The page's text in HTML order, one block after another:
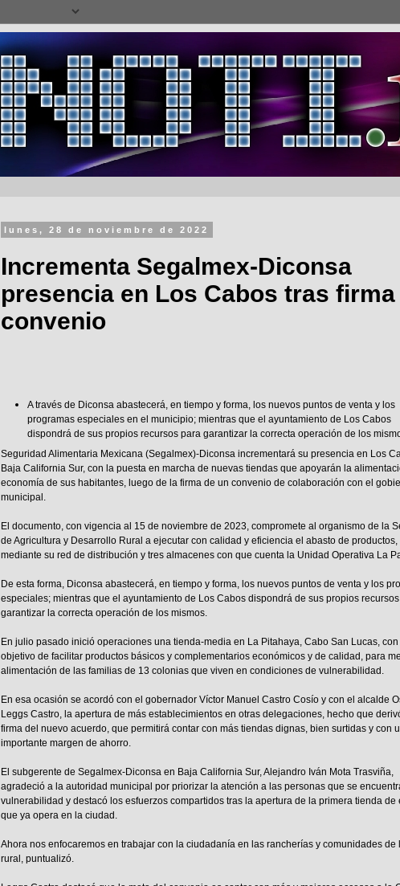
lunes, 28 de noviembre de 2022
Incrementa Segalmex-Diconsa
presencia en Los Cabos tras firma
convenio
​A través de Diconsa abastecerá, en tiempo y forma, los nuevos puntos de venta y los
programas especiales en el municipio; mientras que el ayuntamiento de Los Cabos
dispondrá de sus propios recursos para garantizar la correcta operación de los
Seguridad Alimentaria Mexicana (Segalmex)-Diconsa incrementará su presencia en Los
Baja California Sur, con la puesta en marcha de nuevas tiendas que apoyarán la
economía de sus habitantes, luego de la firma de un convenio de colaboración con el
municipal.
El documento, con vigencia al 15 de noviembre de 2023, compromete al organismo de la
de Agricultura y Desarrollo Rural a ejecutar con calidad y eficiencia el abasto de productos,
mediante su red de distribución y tres almacenes con que cuenta la Unidad Operativa La
De esta forma, Diconsa abastecerá, en tiempo y forma, los nuevos puntos de venta y los
especiales; mientras que el ayuntamiento de Los Cabos dispondrá de sus propios
garantizar la correcta operación de los mismos.
En julio pasado inició operaciones una tienda-media en La Pitahaya, Cabo San Lucas, con
objetivo de facilitar productos básicos y complementarios económicos y de calidad, para
alimentación de las familias de 13 colonias que viven en condiciones de vulnerabilidad.
En esa ocasión se acordó con el gobernador Víctor Manuel Castro Cosío y con el alcalde
Leggs Castro, la apertura de más establecimientos en otras delegaciones, hecho que
firma del nuevo acuerdo, que permitirá contar con más tiendas dignas, bien surtidas y con
importante margen de ahorro.
El subgerente de Segalmex-Diconsa en Baja California Sur, Alejandro Iván Mota Trasviña,
agradeció a la autoridad municipal por priorizar la atención a las personas que se
vulnerabilidad y destacó los esfuerzos compartidos tras la apertura de la primera tienda de
que ya opera en la ciudad.
Ahora nos enfocaremos en trabajar con la ciudadanía en las rancherías y comunidades de
rural, puntualizó.